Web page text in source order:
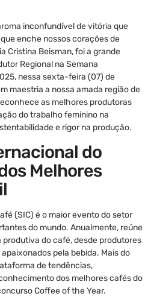
inconfundível de vitória que
enche nossos corações de
Cristina Beisman, foi a grande
Regional na Semana
nessa sexta-feira (07) de
maestria a nossa amada região de
as melhores produtoras
do trabalho feminino na
e rigor na produção.
do
Melhores
(SIC) é o maior evento do setor
do mundo. Anualmente, reúne
produtiva do café, desde produtores
pela bebida. Mais do
de tendências,
dos melhores cafés do
Coffee of the Year.